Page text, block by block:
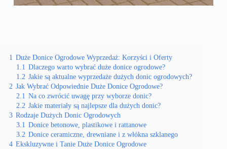
1 Duże Donice Ogrodowe Wyprzedaż: Korzyści i Oferty
1.1 Dlaczego warto wybrać duże donice ogrodowe?
1.2 Jakie są aktualne wyprzedaże dużych donic ogrodowych?
2 Jak Wybrać Odpowiednie Duże Donice Ogrodowe?
2.1 Na co zwrócić uwagę przy wyborze donic?
2.2 Jakie materiały są najlepsze dla dużych donic?
3 Rodzaje Dużych Donic Ogrodowych
3.1 Donice betonowe, plastikowe i rattanowe
3.2 Donice ceramiczne, drewniane i z włókna szklanego
4 Ekskluzywne i Tanie Duże Donice Ogrodowe